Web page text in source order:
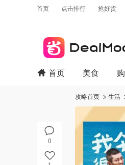
首页 点击排行 抢好货
0
首页 美食
攻略首页 生活